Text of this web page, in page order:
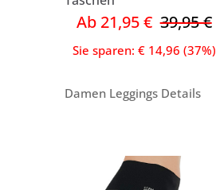
Ab 21,95 €39,95 €
Sie sparen: € 14,96 (37%)
Damen Leggings Details